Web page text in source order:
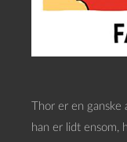
Thor er en
han er lidt ensom,